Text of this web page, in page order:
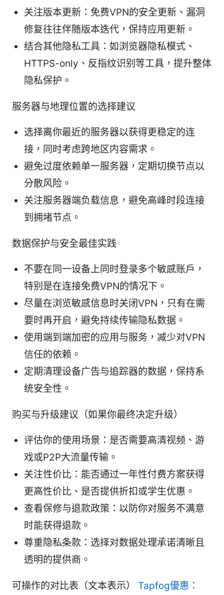
关注版本更新：免费VPN的安全更新、漏洞
修复往往伴随版本迭代，保持应用更新。
结合其他隐私工具：如浏览器隐私模式、
HTTPS-only、反指纹识别等工具，提升整体
隐私保护。
服务器与地理位置的选择建议
选择离你最近的服务器以获得更稳定的连
接，同时考虑跨地区内容需求。
避免过度依赖单一服务器，定期切换节点以
分散风险。
关注服务器端负载信息，避免高峰时段连接
到拥堵节点。
数据保护与安全最佳实践
不要在同一设备上同时登录多个敏感账户，
特别是在连接免费VPN的情况下。
尽量在浏览敏感信息时关闭VPN，只有在需
要时再开启，避免持续传输隐私数据。
使用端到端加密的应用与服务，减少对VPN
信任的依赖。
定期清理设备广告与追踪器的数据，保持系
统安全性。
购买与升级建议（如果你最终决定升级）
评估你的使用场景：是否需要高清视频、游
戏或P2P大流量传输。
关注性价比：能否通过一年性付费方案获得
更高性价比、是否提供折扣或学生优惠。
查看保修与退款政策：以防你对服务不满意
时能获得退款。
尊重隐私条款：选择对数据处理承诺清晰且
透明的提供商。
可操作的对比表（文本表示） Tapfog優惠：